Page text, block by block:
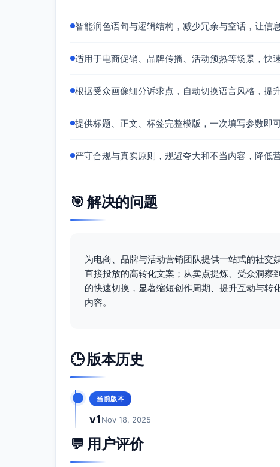
智能润色语句与逻辑结构，减少冗余与空话，让信
适用于电商促销、品牌传播、活动预热等场景，快
根据受众画像细分诉求点，自动切换语言风格，提
提供标题、正文、标签完整模版，一次填写参数即
严守合规与真实原则，规避夸大和不当内容，降低
🎯 解决的问题
为电商、品牌与活动营销团队提供一站式的社
直接投放的高转化文案；从卖点提炼、受众洞察
的快速切换，显著缩短创作周期、提升互动与
内容。
🕒 版本历史
当前版本
v1Nov 18, 2025
💬 用户评价